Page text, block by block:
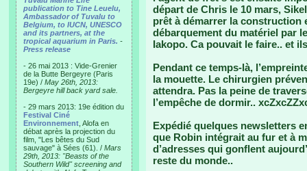
publication to Tine Leuelu,
Ambassador of Tuvalu to
Belgium, to IUCN, UNESCO
and its partners, at the
tropical aquarium in Paris. -
Press release
- 26 mai 2013 : Vide-Grenier
de la Butte Bergeyre (Paris
19e) / May 26th, 2013:
Bergeyre hill back yard sale.
- 29 mars 2013: 19e édition du
Festival Ciné
Environnement , Alofa en
débat après la projection du
film, "Les bêtes du Sud
sauvage" à Sées (61). / Mars
29th, 2013: "Beasts of the
Southern Wild" screening and
départ de Chris le 10 mars,
prêt à démarrer la construction
débarquement du matériel par
Iakopo. Ca pouvait le faire.. et
Pendant ce temps-là,
la mouette. Le chirurgien
attendra. Pas la peine de
l’empêche de dormir..
Expédié quelques newsletters
que Robin intégrait au fur et à
d’adresses qui gonflent
reste du monde..